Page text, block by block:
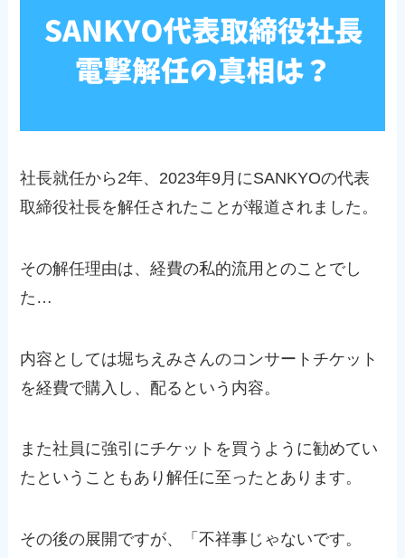
社長就任から2年、2023年9月にSANKYOの代表
取締役社長を解任されたことが報道されました。
その解任理由は、経費の私的流用とのことでし
た…
内容としては堀ちえみさんのコンサートチケット
を経費で購入し、配るという内容。
また社員に強引にチケットを買うように勧めてい
たということもあり解任に至ったとあります。
その後の展開ですが、「不祥事じゃないです。